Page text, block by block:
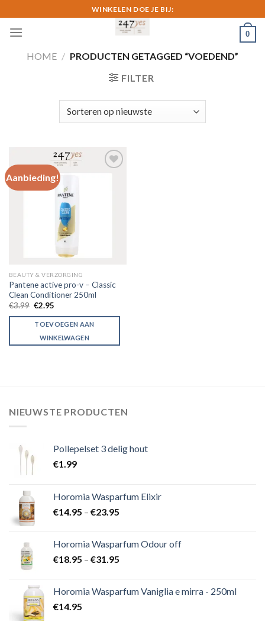
to
content
WINKELEN DOE JE BIJ:
0
HOME / PRODUCTEN GETAGGED “VOEDEND”
FILTER
Aanbieding!
BEAUTY & VERZORGING
Pantene active pro-v – Classic
Clean Conditioner 250ml
€3.99 €2.95
TOEVOEGEN AAN
WINKELWAGEN
NIEUWSTE PRODUCTEN
Pollepelset 3 delig hout
€1.99
Horomia Wasparfum Elixir
€14.95 – €23.95
Horomia Wasparfum Odour off
€18.95 – €31.95
Horomia Wasparfum Vaniglia e mirra - 250ml
€14.95